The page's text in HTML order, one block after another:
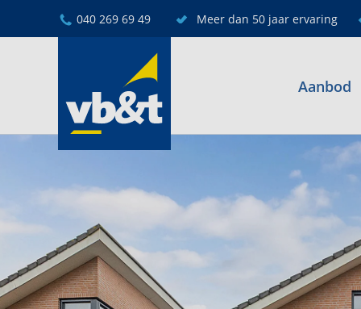
040 269 69 49 Meer dan 50 jaar ervaring
Aanbod